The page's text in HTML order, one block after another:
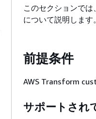
このセクションで
について説明します。
前提条件
AWS Transform
サポートされ